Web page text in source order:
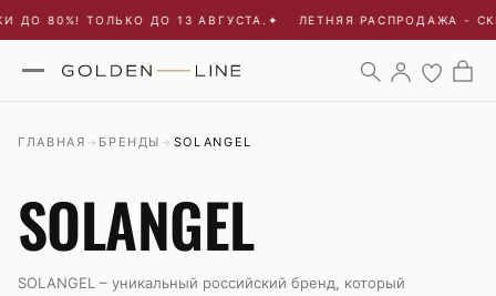
80%! ТОЛЬКО ДО 13 АВГУСТА.✦ ЛЕТНЯЯ РАСПРОДАЖА -
ГЛАВНАЯ → БРЕНДЫ → SOLANGEL
SOLANGEL
SOLANGEL – уникальный российский бренд, который